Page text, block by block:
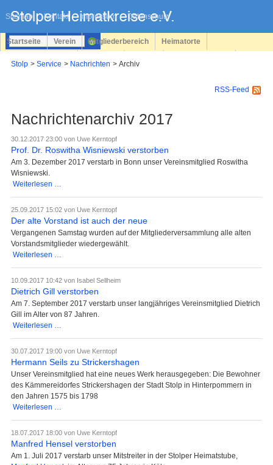
Sitemap Kontakt Impressum Datenschutz
überspringen
Startseite Verein Mitgliederbereich Heimatorte
Stolp Service Nachrichten Archiv
RSS-Feed
Nachrichtenarchiv 2017
30.12.2017 23:00 von Uwe Kerntopf
Prof. Dr. Roswitha Wisniewski verstorben
Am 3. Dezember 2017 verstarb in Bonn unser Vereinsmitglied Roswitha
Wisniewski.
Weiterlesen …
Roswitha
Wisniewski
25.09.2017 15:02 von Uwe Kerntopf
Der alte Vorstand ist auch der neue
Vergangenen Samstag wurden auf der Mitgliederversammlung alle alten
Vorstandsmitglieder wiedergewählt.
Weiterlesen …
Vorstand
10.09.2017 10:42 von Isabel Sellheim
Dietrich Gill verstorben
Am 7. September 2017 verstarb unser langjähriges Vereinsmitglied Dietrich
Gill im Alter von 87 Jahren.
Weiterlesen …
verstorben
30.07.2017 19:00 von Uwe Kerntopf
Hermann Seils zu Strickershagen
Unser Vereinsmitglied hat eine neues Werk herausgegeben: Die Bewohner
des Kämmereidorfes Strickershagen der Stadt Stolp in Hinterpommern in
den Jahren 1575 bis 1798
Weiterlesen …
zu
Strickershagen
18.07.2017 18:00 von Uwe Kerntopf
Manfred Hensel verstorben
Am 1. Juli 2017 verstarb unser Mitstreiter in der Stolper Heimatstube,